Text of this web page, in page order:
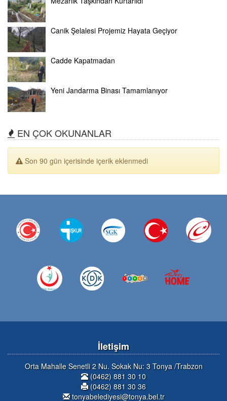
Canik Şelalesi Projemiz Hayata Geçiyor
Cadde Kapatmadan
Yeni Jandarma Binası Tamamlanıyor
EN ÇOK OKUNANLAR
Son 90 gün içerisinde içerik eklenmedi
İletişim
Orta Mahalle Senetli 2 Nu. Sokak Nu: 3 Tonya /Trabzon
(0462) 881 30 10
(0462) 881 30 36
tonyabelediyesi@tonya.bel.tr